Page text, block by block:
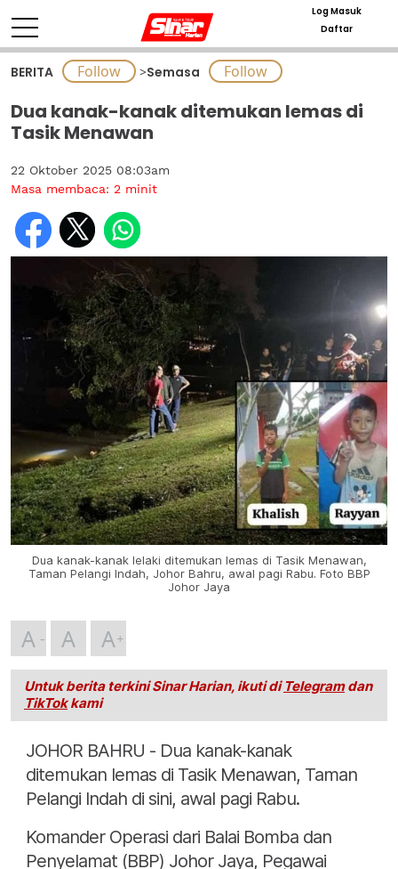
Log Masuk
Daftar
BERITA >Semasa
Dua kanak-kanak ditemukan lemas di
Tasik Menawan
22 Oktober 2025 08:03am
Masa membaca: 2 minit
Dua kanak-kanak lelaki ditemukan lemas di Tasik Menawan,
Taman Pelangi Indah, Johor Bahru, awal pagi Rabu. Foto BBP
Johor Jaya
A A A
Untuk berita terkini Sinar Harian, ikuti di Telegramdan
TikTokkami
JOHOR BAHRU - Dua kanak-kanak
ditemukan lemas di Tasik Menawan, Taman
Pelangi Indah di sini, awal pagi Rabu.
Komander Operasi dari Balai Bomba dan
Penyelamat (BBP) Johor Jaya, Pegawai